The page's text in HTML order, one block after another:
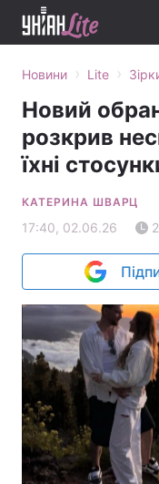
Новини › Lite ›
Новий
розкрив
їхні
КАТЕРИНА ШВАРЦ
17:40, 02.06.26